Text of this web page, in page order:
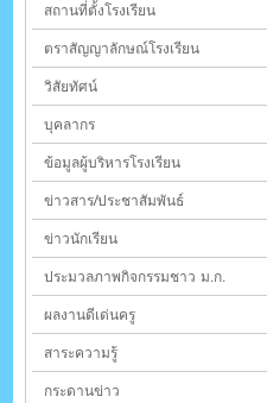
สถานที่ตั้งโรงเรียน
ตราสัญญาลักษณ์โรงเรียน
วิสัยทัศน์
บุคลากร
ข้อมูลผู้บริหารโรงเรียน
ข่าวสาร/ประชาสัมพันธ์
ข่าวนักเรียน
ประมวลภาพกิจกรรมชาว ม.ก.
ผลงานดีเด่นครู
สาระความรู้
กระดานข่าว